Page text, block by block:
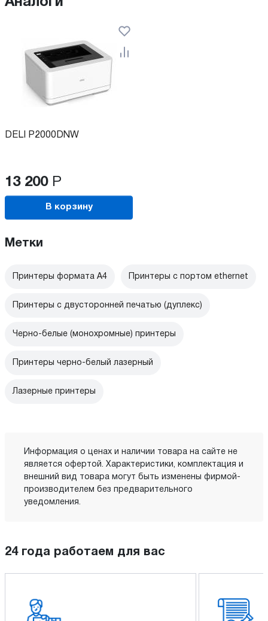
DELI P2000DNW
13 200 Р
В корзину
Метки
Принтеры формата А4 Принтеры с портом ethernet
Принтеры с двусторонней печатью (дуплекс)
Черно-белые (монохромные) принтеры
Принтеры черно-белый лазерный
Лазерные принтеры
Информация о ценах и наличии товара на сайте не
является офертой. Характеристики, комплектация и
внешний вид товара могут быть изменены фирмой-
производителем без предварительного
уведомления.
24 года работаем для вас